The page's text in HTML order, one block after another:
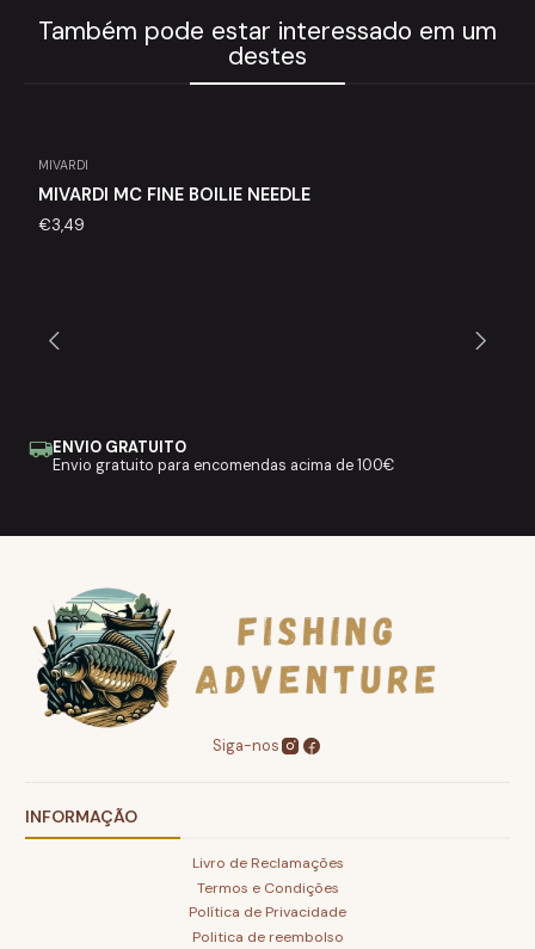
Também pode estar interessado em um
destes
MIVARDI
MIVARDI MC FINE BOILIE NEEDLE
€3,49
ENVIO GRATUITO
Envio gratuito para encomendas acima de 100€
Siga-nos
INFORMAÇÃO
Livro de Reclamações
Termos e Condições
Política de Privacidade
Politica de reembolso